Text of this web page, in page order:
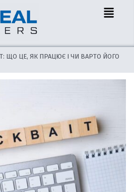
Menu
ЩО ЦЕ, ЯК ПРАЦЮЄ І ЧИ ВАРТО ЙОГО